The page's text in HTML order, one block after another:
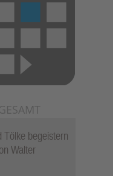
Tölke begeistern
Walter